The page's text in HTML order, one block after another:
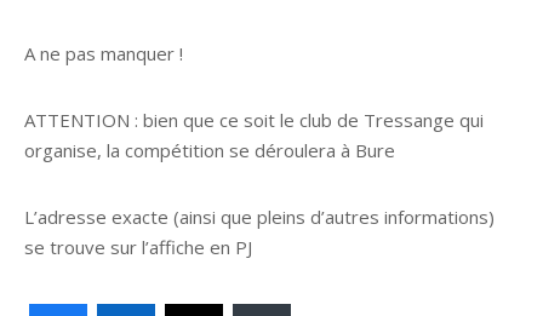
A ne pas manquer !
ATTENTION : bien que ce soit le club de Tressange qui
organise, la compétition se déroulera à Bure
L’adresse exacte (ainsi que pleins d’autres informations)
se trouve sur l’affiche en PJ